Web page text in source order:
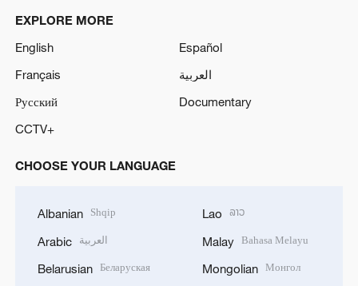
EXPLORE MORE
English
Español
Français
العربية
Русский
Documentary
CCTV+
CHOOSE YOUR LANGUAGE
Albanian Shqip
Arabic العربية
Belarusian Беларуская
Lao ລາວ
Malay Bahasa Melayu
Mongolian Монгол